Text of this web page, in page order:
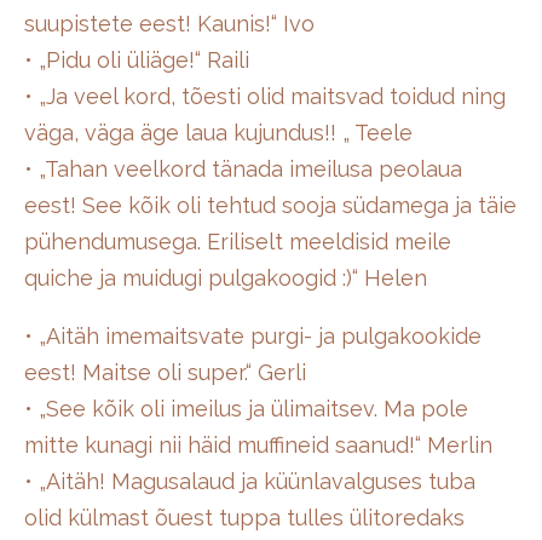
suupistete eest! Kaunis!“ Ivo
• „Pidu oli üliäge!“ Raili
• „Ja veel kord, tõesti olid maitsvad toidud ning
väga, väga äge laua kujundus!! „ Teele
• „Tahan veelkord tänada imeilusa peolaua
eest! See kõik oli tehtud sooja südamega ja täie
pühendumusega. Eriliselt meeldisid meile
quiche ja muidugi pulgakoogid :)“ Helen
• „Aitäh imemaitsvate purgi- ja pulgakookide
eest! Maitse oli super.“ Gerli
• „See kõik oli imeilus ja ülimaitsev. Ma pole
mitte kunagi nii häid muffineid saanud!“ Merlin
• „Aitäh! Magusalaud ja küünlavalguses tuba
olid külmast õuest tuppa tulles ülitoredaks